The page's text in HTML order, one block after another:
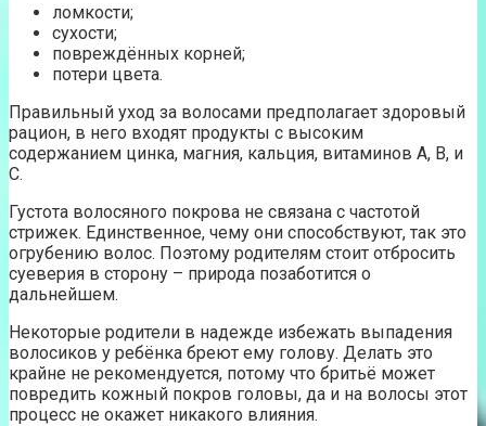
ломкости;
сухости;
повреждённых корней;
потери цвета.
Правильный уход за волосами предполагает здоровый
рацион, в него входят продукты с высоким
содержанием цинка, магния, кальция, витаминов А, В, и
С.
Густота волосяного покрова не связана с частотой
стрижек. Единственное, чему они способствуют, так это
огрубению волос. Поэтому родителям стоит отбросить
суеверия в сторону – природа позаботится о
дальнейшем.
Некоторые родители в надежде избежать выпадения
волосиков у ребёнка бреют ему голову. Делать это
крайне не рекомендуется, потому что бритьё может
повредить кожный покров головы, да и на волосы этот
процесс не окажет никакого влияния.